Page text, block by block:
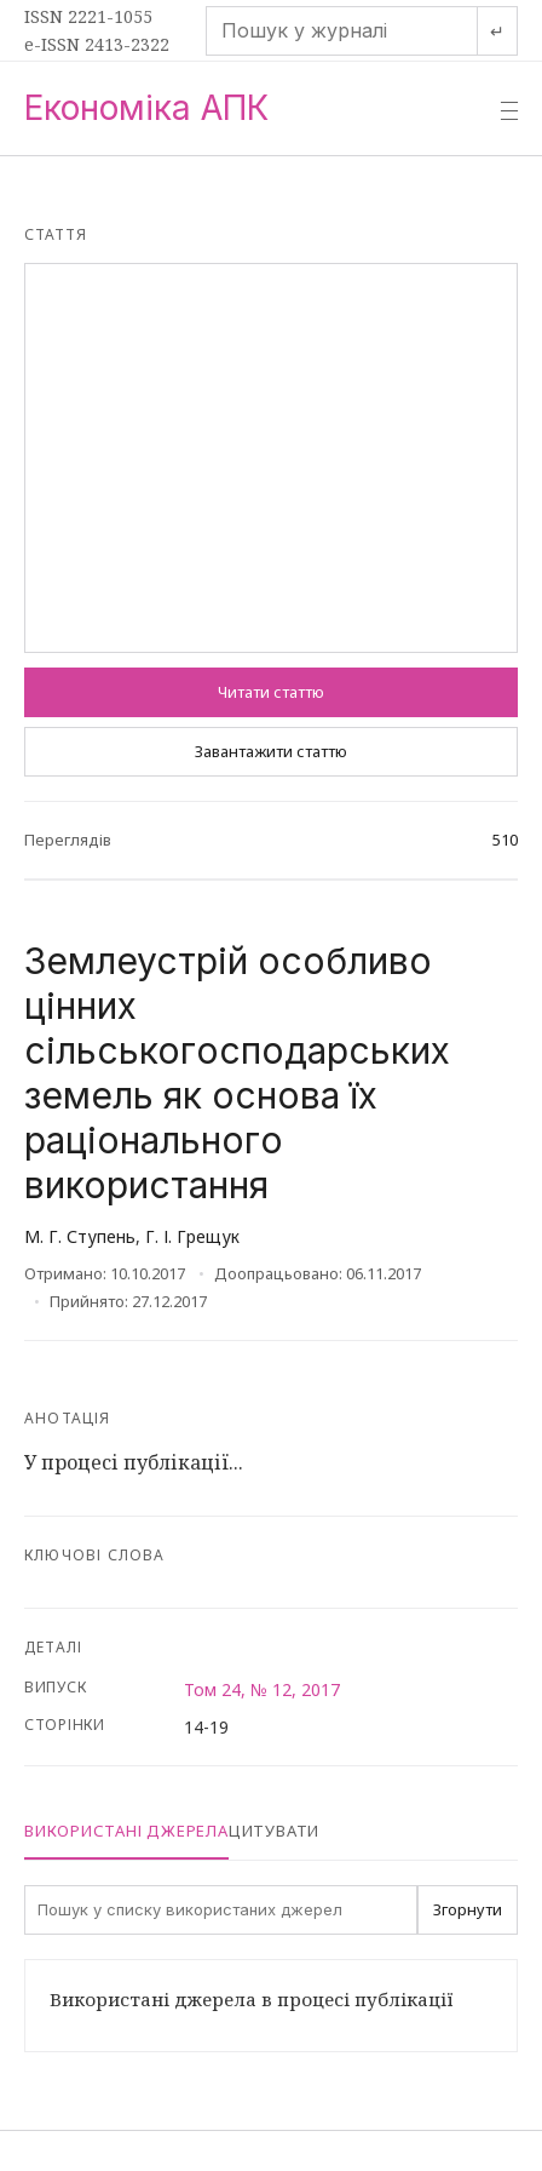
ISSN 2221-1055
e-ISSN 2413-2322
↵
Економіка АПК —
—
—
СТАТТЯ
Читати статтю
Завантажити статтю
Переглядів 510
Землеустрій особливо
цінних
сільськогосподарських
земель як основа їх
раціонального
використання
М. Г. Ступень, Г. І. Грещук
Отримано: 10.10.2017
Доопрацьовано: 06.11.2017
Прийнято: 27.12.2017
АНОТАЦІЯ
У процесі публікації...
КЛЮЧОВІ СЛОВА
ДЕТАЛІ
ВИПУСК
Том 24, № 12, 2017
СТОРІНКИ 14-19
ВИКОРИСТАНІ ДЖЕРЕЛАЦИТУВАТИ
Згорнути
Використані джерела в процесі публікації